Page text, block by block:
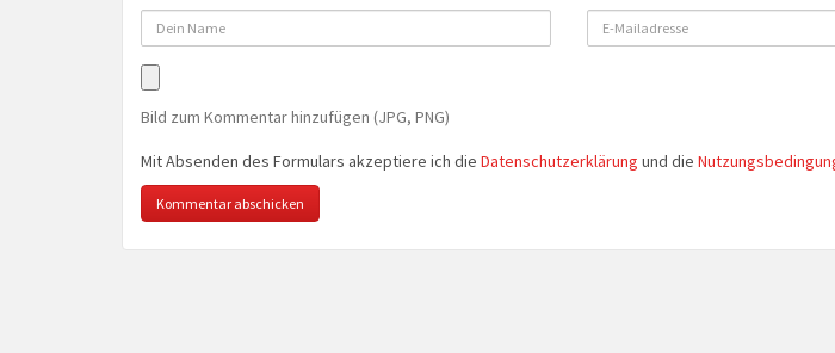
Bild zum Kommentar hinzufügen (JPG, PNG)
Mit Absenden des Formulars akzeptiere ich die Datenschutzerklärung und die